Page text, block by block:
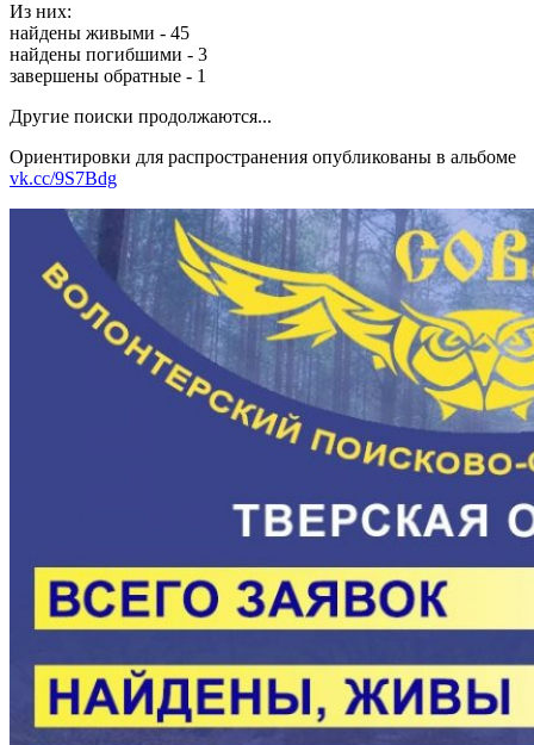
Из них:
найдены живыми - 45
найдены погибшими - 3
завершены обратные - 1
Другие поиски продолжаются...
Ориентировки для распространения опубликованы в альбоме
vk.cc/9S7Bdg